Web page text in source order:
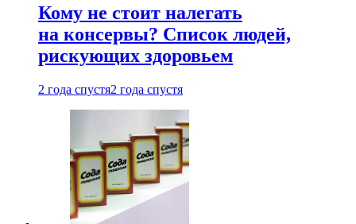
Кому не стоит налегать
на консервы? Список людей,
рискующих здоровьем
2 года спустя2 года спустя